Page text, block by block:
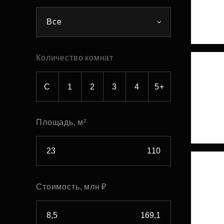
Все
Количество комнат
С 1 2 3 4 5+
Площадь, м²
Стоимость, млн ₽